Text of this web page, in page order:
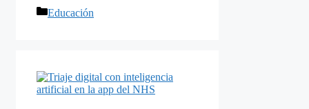
Categorías
Educación